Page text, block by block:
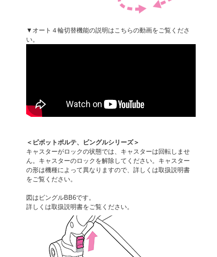
▼オート４輪切替機能の説明はこちらの動画をご覧くださ
い。
＜ピボットポルテ、ビングルシリーズ＞
キャスターがロックの状態では、キャスターは回転しませ
ん。キャスターのロックを解除してください。キャスター
の形は機種によって異なりますので、詳しくは取扱説明書
をご覧ください。
図はビングルBB6です。
詳しくは取扱説明書をご覧ください。